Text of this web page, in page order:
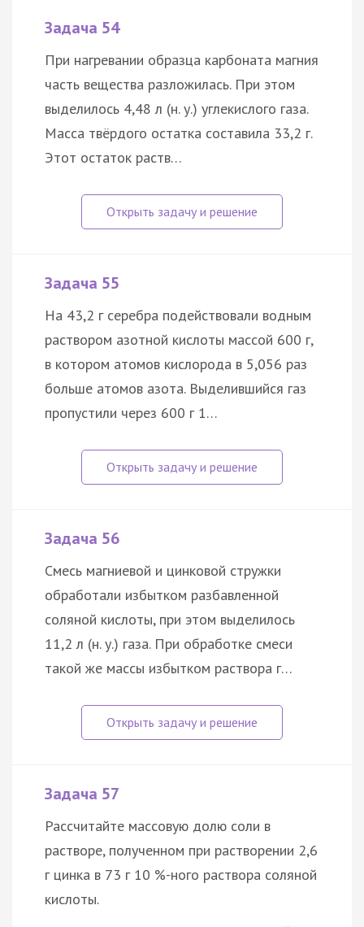
Задача 54
При нагревании образца карбоната магния
часть вещества разложилась. При этом
выделилось 4,48 л (н. у.) углекислого газа.
Масса твёрдого остатка составила 33,2 г.
Этот остаток раств…
Задача 55
На 43,2 г серебра подействовали водным
раствором азотной кислоты массой 600 г,
в котором атомов кислорода в 5,056 раз
больше атомов азота. Выделившийся газ
пропустили через 600 г 1…
Задача 56
Смесь магниевой и цинковой стружки
обработали избытком разбавленной
соляной кислоты, при этом выделилось
11,2 л (н. у.) газа. При обработке смеси
такой же массы избытком раствора г…
Задача 57
Рассчитайте массовую долю соли в
растворе, полученном при растворении 2,6
г цинка в 73 г 10 %-ного раствора соляной
кислоты.